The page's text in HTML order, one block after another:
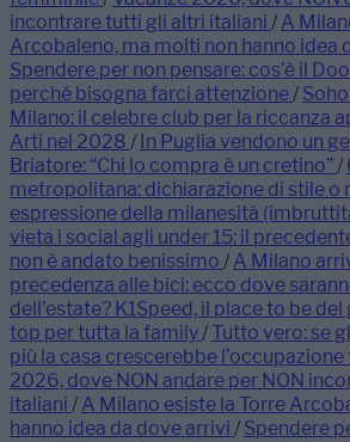
incontrare tutti gli altri italiani / A
Arcobaleno, ma molti non hanno idea
Spendere per non pensare: cos’è il
perché bisogna farci attenzione/
Milano: il celebre club per la riccanza
Arti nel 2028 / In Puglia vendono un
Briatore: “Chi lo compra è un cretino”/
metropolitana: dichiarazione di stile o
espressione della milanesità
vieta i social agli under 15: il
non è andato benissimo / A Milano
precedenza alle bici: ecco dove
dell’estate? K1Speed, il place to be
top per tutta la family/ Tutto vero: se
più la casa crescerebbe
2026, dove NON andare per NON
italiani / A Milano esiste la Torre
hanno idea da dove arrivi / Spendere